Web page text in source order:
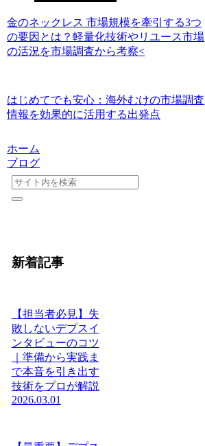
金のネックレス 市場規模を牽引する3つ
の要因とは？軽量化技術やリユース市場
の活況を市場調査から考察<
はじめてでも安心：海外むけの市場調査
情報を効果的に活用する出発点
ホーム
ブログ
新着記事
【担当者必見】失
敗しないデプスイ
ンタビューのコツ
｜準備から実践ま
で本音を引き出す
技術をプロが解説
2026.03.01